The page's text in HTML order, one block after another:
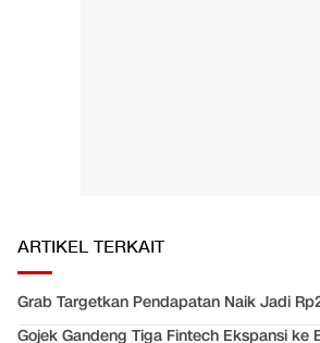
ARTIKEL TERKAIT
Grab Targetkan Pendapatan Naik Jadi
Gojek Gandeng Tiga Fintech Ekspansi ke